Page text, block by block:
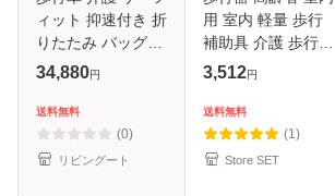
ィット 抑速付き 折
りたたみ バッグ付
き 高さ調整可能 非
歩行器 座面 日本製
折り畳み 歩行補助
押
34,880円
送料無料
(0)
リビングート
用 室内 軽量 歩行
補助具 介護 歩行補
助 歩行補助器具 杖
り 固定型歩行器 折
りたたみ 歩行補助
リ
3,512円
送料無料
(1)
Store SET